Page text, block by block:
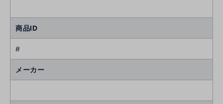
商品ID
#
メーカー